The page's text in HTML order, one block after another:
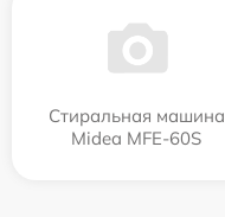
Стиральная машина
Midea MFE-60S